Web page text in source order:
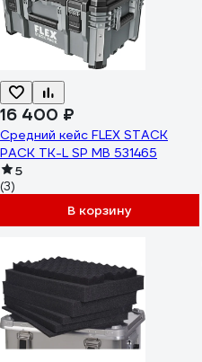
16 400 ₽
Средний кейс FLEX STACK
PACK TK-L SP MB 531465
5
(3)
В корзину